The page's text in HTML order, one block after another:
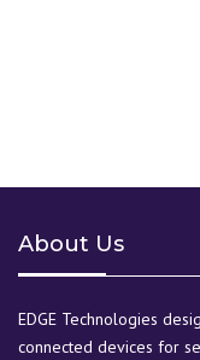
About Us
EDGE Technologies
connected devices for